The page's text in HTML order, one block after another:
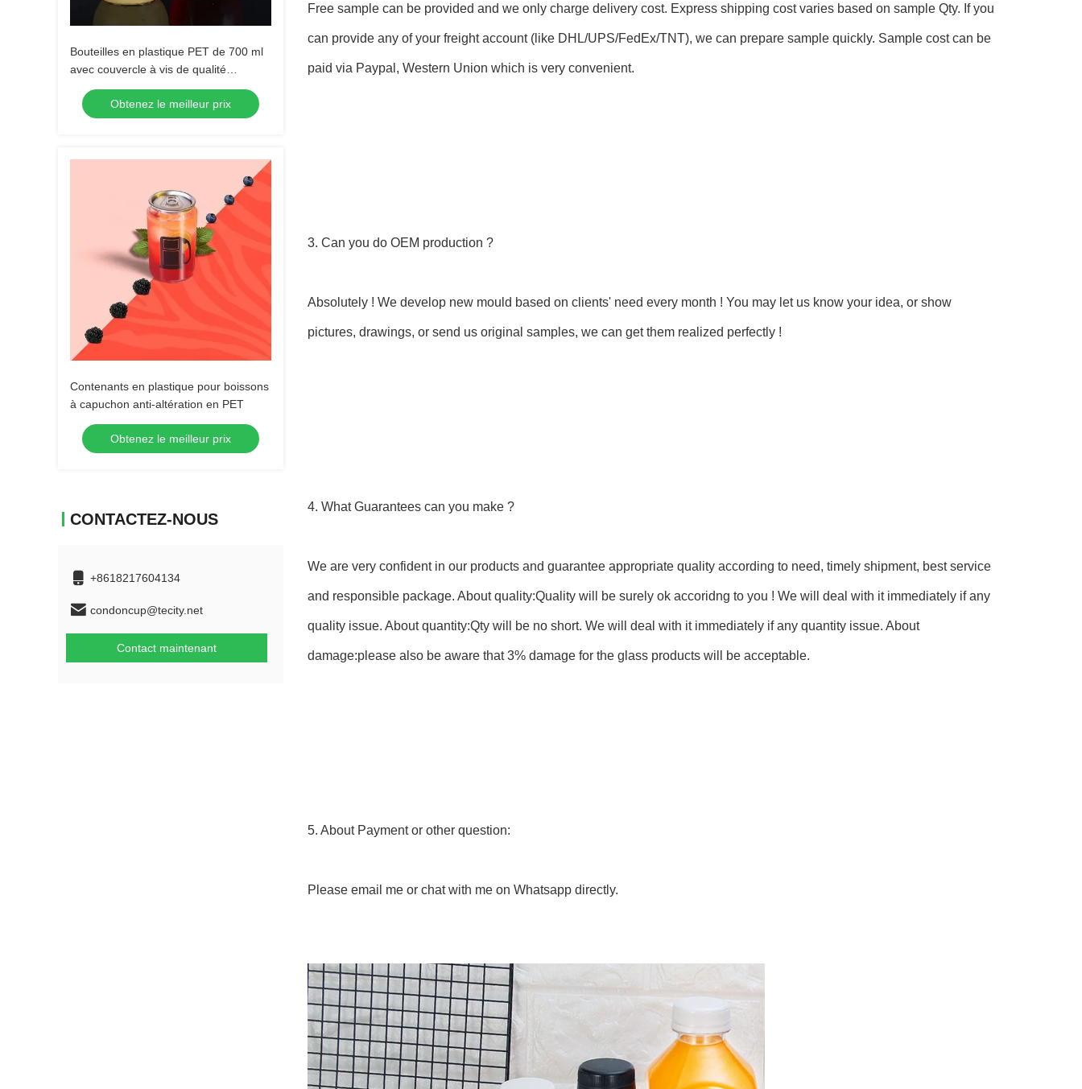
Bouteilles en plastique PET de 700 ml
avec couvercle à vis de qualité
alimentaire sûres et réutilisables
Obtenez le meilleur prix
Contenants en plastique pour boissons
à capuchon anti-altération en PET
Obtenez le meilleur prix
CONTACTEZ-NOUS
+8618217604134
condoncup@tecity.net
Contact maintenant
Free sample can be provided and we only charge delivery cost. Express shipping cost varies based on sample Qty. If you
can provide any of your freight account (like DHL/UPS/FedEx/TNT), we can prepare sample quickly. Sample cost can be
paid via Paypal, Western Union which is very convenient.
3. Can you do OEM production ?
Absolutely ! We develop new mould based on clients' need every month ! You may let us know your idea, or show
pictures, drawings, or send us original samples, we can get them realized perfectly !
4. What Guarantees can you make ?
We are very confident in our products and guarantee appropriate quality according to need, timely shipment, best service
and responsible package. About quality:Quality will be surely ok accoridng to you ! We will deal with it immediately if any
quality issue. About quantity:Qty will be no short. We will deal with it immediately if any quantity issue. About
damage:please also be aware that 3% damage for the glass products will be acceptable.
5. About Payment or other question:
Please email me or chat with me on Whatsapp directly.